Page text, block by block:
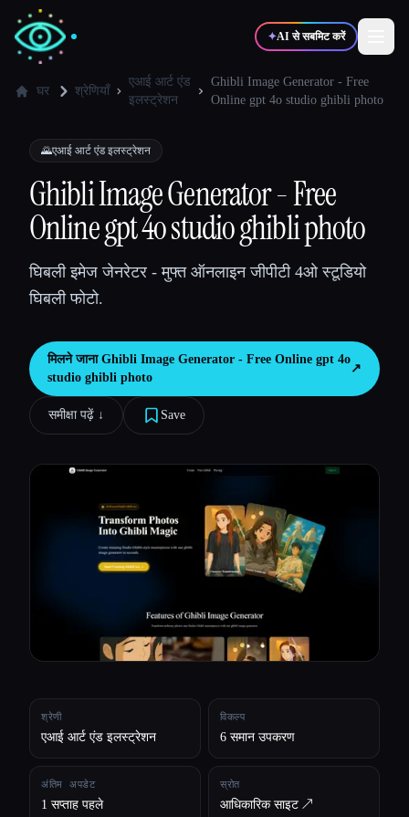
✦AI से सबमिट करें
💻 डेवलपर्स 📈मार्केटर्स
🎓 विद्यार्थी क्रिएटर्स
ब्लॉग
टूल्स की तुलना करें
घर श्रेणियाँ
एआई आर्ट एंड
इलस्ट्रेशन
Ghibli Image Generator - Free
Online gpt 4o studio ghibli photo
🌄एआई आर्ट एंड इलस्ट्रेशन
Ghibli Image Generator - Free
Online gpt 4o studio ghibli photo
घिबली इमेज जेनरेटर - मुफ्त ऑनलाइन जीपीटी 4ओ स्टूडियो
घिबली फोटो.
मिलने जाना Ghibli Image Generator - Free Online gpt 4o
studio ghibli photo
↗︎
समीक्षा पढ़ें ↓︎ Save
श्रेणी
एआई आर्ट एंड इलस्ट्रेशन
विकल्प
6 समान उपकरण
अंतिम अपडेट
1 सप्ताह पहले
स्रोत
आधिकारिक साइट ↗︎